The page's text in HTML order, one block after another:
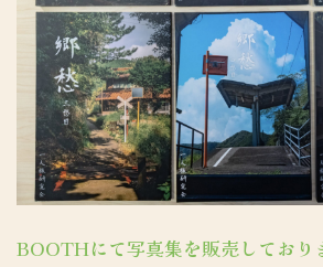
BOOTHにて写真集を販売しており